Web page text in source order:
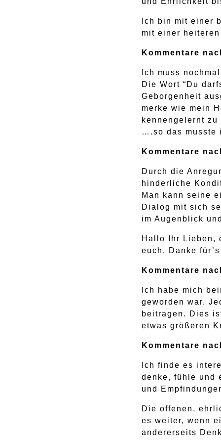
Ich bin mit einer
mit einer
Kommentare
Ich muss
Die Wort “Du
Geborgenheit
merke wie mein
kennengelernt
….so das musste
Kommentare
Durch die
hinderliche
Man kann seine
Dialog mit sich
im Augenblick
Hallo Ihr Lieben,
euch. Danke
Kommentare
Ich habe mich
geworden war.
beitragen. Dies
etwas größeren
Kommentare
Ich finde es
denke, fühle und
und
Die offenen,
es weiter, wenn
andererseits